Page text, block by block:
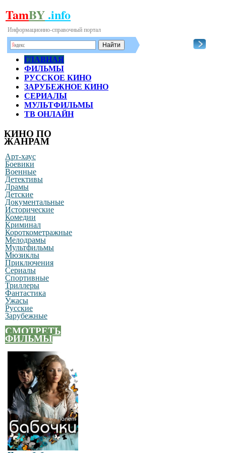
TamBY .info
Информационно-справочный портал
ГЛАВНАЯ
ФИЛЬМЫ
РУССКОЕ КИНО
ЗАРУБЕЖНОЕ КИНО
СЕРИАЛЫ
МУЛЬТФИЛЬМЫ
ТВ ОНЛАЙН
КИНО ПО
ЖАНРАМ
Арт-хаус
Боевики
Военные
Детективы
Драмы
Детские
Документальные
Исторические
Комедии
Криминал
Короткометражные
Мелодрамы
Мультфильмы
Мюзиклы
Приключения
Сериалы
Спортивные
Триллеры
Фантастика
Ужасы
Русские
Зарубежные
СМОТРЕТЬ
ФИЛЬМЫ